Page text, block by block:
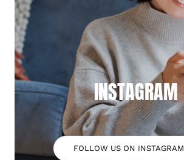
INSTAGRAM
FOLLOW US ON INSTAGRAM